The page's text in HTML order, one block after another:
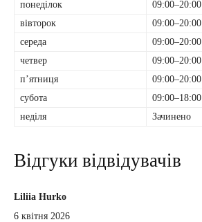
понеділок
09:00–20:00
вівторок
09:00–20:00
середа
09:00–20:00
четвер
09:00–20:00
пʼятниця
09:00–20:00
субота
09:00–18:00
неділя
Зачинено
Відгуки відвідувачів
Liliia Hurko
6 квітня 2026